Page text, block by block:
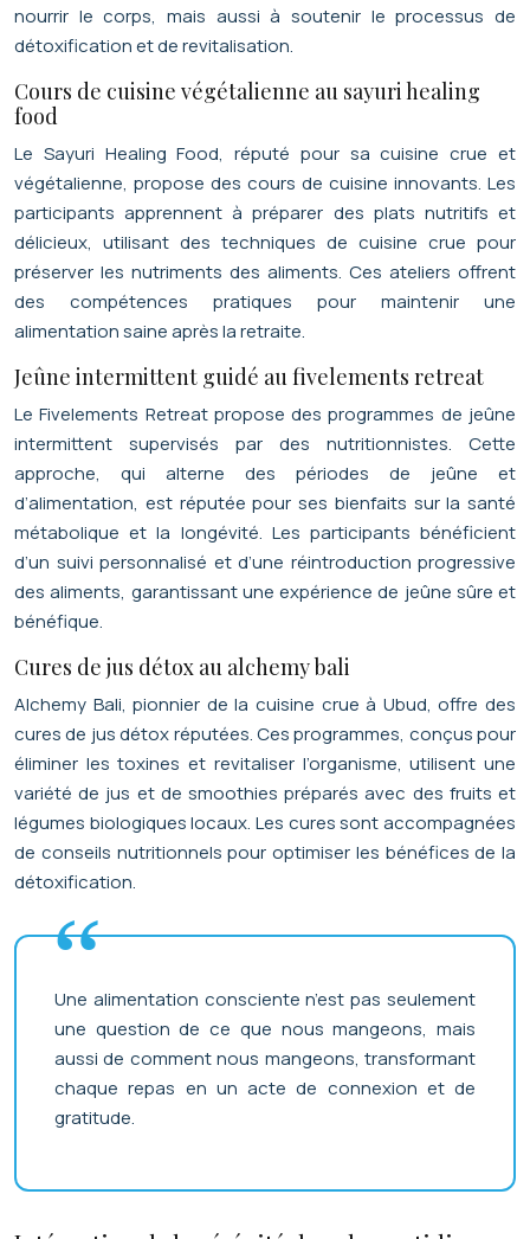
nourrir le corps, mais aussi à soutenir le processus de
détoxification et de revitalisation.
Cours de cuisine végétalienne au sayuri healing
food
Le Sayuri Healing Food, réputé pour sa cuisine crue et
végétalienne, propose des cours de cuisine innovants. Les
participants apprennent à préparer des plats nutritifs et
délicieux, utilisant des techniques de cuisine crue pour
préserver les nutriments des aliments. Ces ateliers offrent
des compétences pratiques pour maintenir une
alimentation saine après la retraite.
Jeûne intermittent guidé au fivelements retreat
Le Fivelements Retreat propose des programmes de jeûne
intermittent supervisés par des nutritionnistes. Cette
approche, qui alterne des périodes de jeûne et
d’alimentation, est réputée pour ses bienfaits sur la santé
métabolique et la longévité. Les participants bénéficient
d’un suivi personnalisé et d’une réintroduction progressive
des aliments, garantissant une expérience de jeûne sûre et
bénéfique.
Cures de jus détox au alchemy bali
Alchemy Bali, pionnier de la cuisine crue à Ubud, offre des
cures de jus détox réputées. Ces programmes, conçus pour
éliminer les toxines et revitaliser l’organisme, utilisent une
variété de jus et de smoothies préparés avec des fruits et
légumes biologiques locaux. Les cures sont accompagnées
de conseils nutritionnels pour optimiser les bénéfices de la
détoxification.
Une alimentation consciente n’est pas seulement
une question de ce que nous mangeons, mais
aussi de comment nous mangeons, transformant
chaque repas en un acte de connexion et de
gratitude.